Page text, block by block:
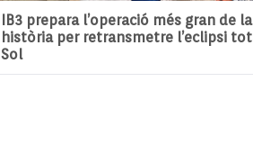
IB3 prepara l’operació més gran de
història per retransmetre l’eclipsi
Sol